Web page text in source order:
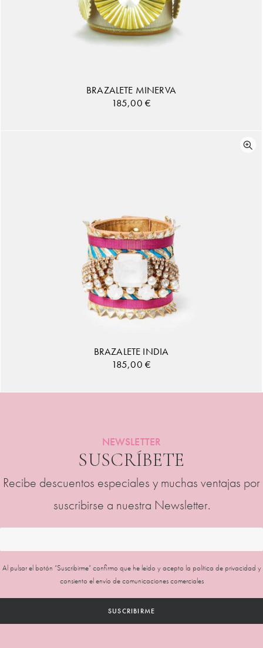
BRAZALETE MINERVA
185,00€
BRAZALETE INDIA
185,00€
NEWSLETTER
SUSCRÍBETE
Recibe descuentos especiales y muchas ventajas por
suscribirse a nuestra Newsletter.
Al pulsar el botón “Suscribirme” confirmo que he leído y acepto la política de privacidad y
consiento el envío de comunicaciones comerciales